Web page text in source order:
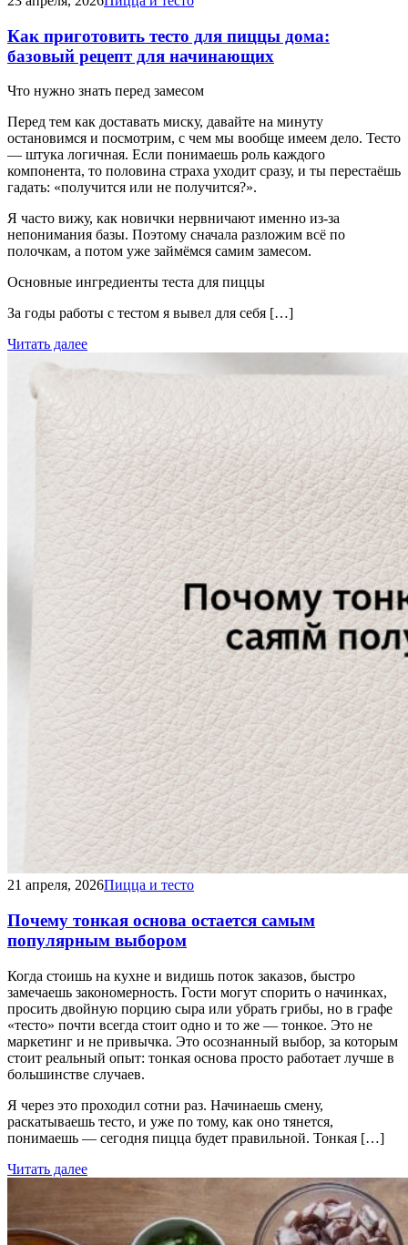
Как приготовить тесто для пиццы дома:
базовый рецепт для начинающих
Что нужно знать перед замесом
Перед тем как доставать миску, давайте на минуту
остановимся и посмотрим, с чем мы вообще имеем дело. Тесто
— штука логичная. Если понимаешь роль каждого
компонента, то половина страха уходит сразу, и ты перестаёшь
гадать: «получится или не получится?».
Я часто вижу, как новички нервничают именно из-за
непонимания базы. Поэтому сначала разложим всё по
полочкам, а потом уже займёмся самим замесом.
Основные ингредиенты теста для пиццы
За годы работы с тестом я вывел для себя […]
Читать далее
21 апреля, 2026Пицца и тесто
Почему тонкая основа остается самым
популярным выбором
Когда стоишь на кухне и видишь поток заказов, быстро
замечаешь закономерность. Гости могут спорить о начинках,
просить двойную порцию сыра или убрать грибы, но в графе
«тесто» почти всегда стоит одно и то же — тонкое. Это не
маркетинг и не привычка. Это осознанный выбор, за которым
стоит реальный опыт: тонкая основа просто работает лучше в
большинстве случаев.
Я через это проходил сотни раз. Начинаешь смену,
раскатываешь тесто, и уже по тому, как оно тянется,
понимаешь — сегодня пицца будет правильной. Тонкая […]
Читать далее